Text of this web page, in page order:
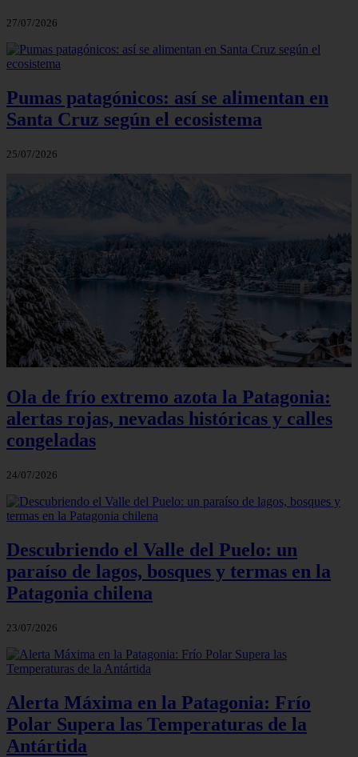
27/07/2026
Pumas patagónicos: así se alimentan en
Santa Cruz según el ecosistema
25/07/2026
Ola de frío extremo azota la Patagonia:
alertas rojas, nevadas históricas y calles
congeladas
24/07/2026
Descubriendo el Valle del Puelo: un
paraíso de lagos, bosques y termas en la
Patagonia chilena
23/07/2026
Alerta Máxima en la Patagonia: Frío
Polar Supera las Temperaturas de la
Antártida